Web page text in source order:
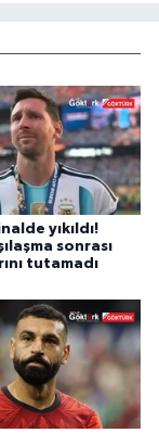
yıkıldı!
sonrası
tutamadı